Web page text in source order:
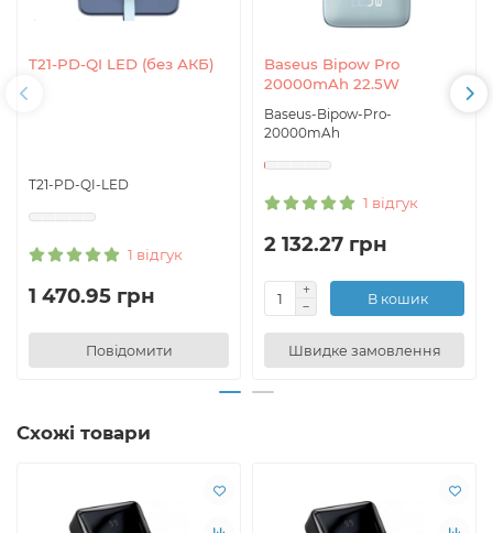
T21-PD-QI LED (без АКБ)
T21-PD-QI-LED
1 відгук
1 470.95 грн
Повідомити
Baseus Bipow Pro
20000mAh 22.5W
Baseus-Bipow-Pro-
20000mAh
1 відгук
2 132.27 грн
В кошик
Швидке замовлення
Схожі товари